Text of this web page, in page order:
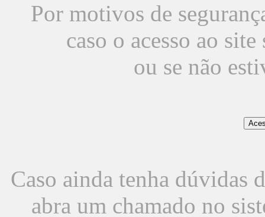
Por motivos de
caso o acesso ao
ou se não
Caso ainda tenha dúvidas
abra um chamado no